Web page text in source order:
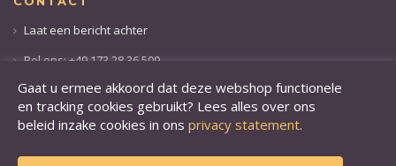
Laat een bericht achter
Bel ons: +49 173 28 36 509
Gaat u ermee akkoord dat deze webshop functionele
en tracking cookies gebruikt? Lees alles over ons
beleid inzake cookies in ons privacy statement.